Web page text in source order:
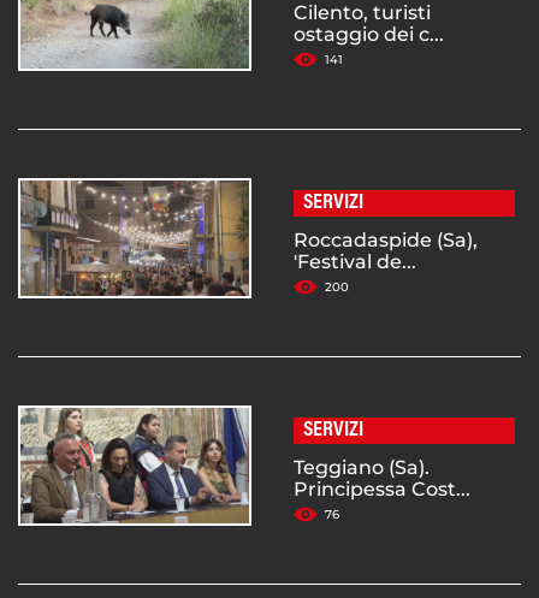
Cilento, turisti
ostaggio dei c...
141
SERVIZI
Roccadaspide (Sa),
'Festival de...
200
SERVIZI
Teggiano (Sa).
Principessa Cost...
76